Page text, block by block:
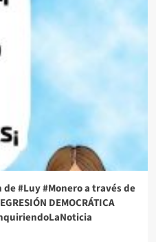
#Luy #Monero a través de
DEMOCRÁTICA